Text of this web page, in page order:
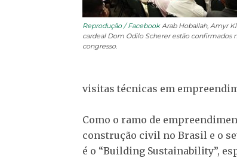
Reprodução / FacebookArab Hoballah, Amyr
cardeal Dom Odilo Scherer estão confirmados
congresso.
visitas técnicas em
Como o ramo de
construção civil no Brasil e o
é o “Building Sustainability”,